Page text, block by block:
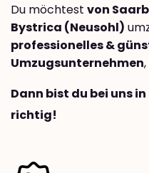
Du möchtest von
Bystrica (Neusohl)
professionelles &
Umzugsunternehmen
Dann bist du bei uns
richtig!